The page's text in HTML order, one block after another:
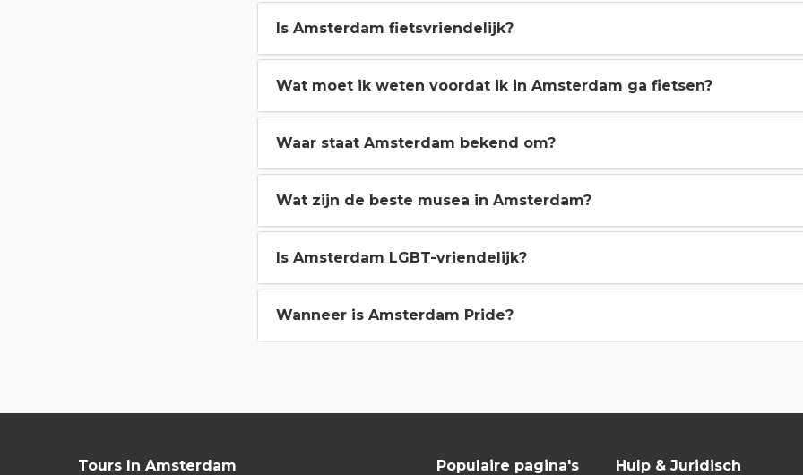
Is Amsterdam fietsvriendelijk?
Wat moet ik weten voordat ik in Amsterdam ga fietsen?
Waar staat Amsterdam bekend om?
Wat zijn de beste musea in Amsterdam?
Is Amsterdam LGBT-vriendelijk?
Wanneer is Amsterdam Pride?
Tours In Amsterdam Populaire pagina's Hulp & Juridisch